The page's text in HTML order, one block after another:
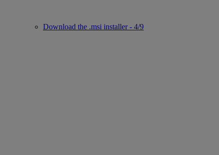
Download the .msi installer - 4/9